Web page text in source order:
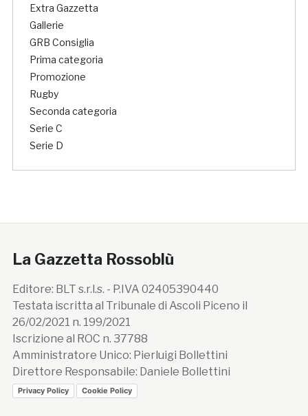
Extra Gazzetta
Gallerie
GRB Consiglia
Prima categoria
Promozione
Rugby
Seconda categoria
Serie C
Serie D
La Gazzetta Rossoblù
Editore: BLT s.r.l.s. - P.IVA 02405390440
Testata iscritta al Tribunale di Ascoli Piceno il
26/02/2021 n. 199/2021
Iscrizione al ROC n. 37788
Amministratore Unico: Pierluigi Bollettini
Direttore Responsabile: Daniele Bollettini
Privacy Policy Cookie Policy